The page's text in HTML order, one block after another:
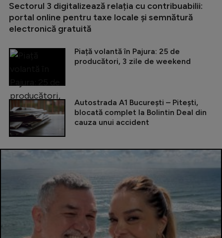
Sectorul 3 digitalizează relația cu contribuabilii:
portal online pentru taxe locale și semnătură
electronică gratuită
Piață volantă în Pajura: 25 de
producători, 3 zile de weekend
Autostrada A1 București – Pitești,
blocată complet la Bolintin Deal din
cauza unui accident